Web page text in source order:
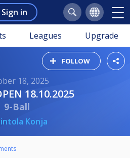
Sign in
Leagues Upgrade
FOLLOW
18, 2025
18.10.2025
9-Ball
Konja